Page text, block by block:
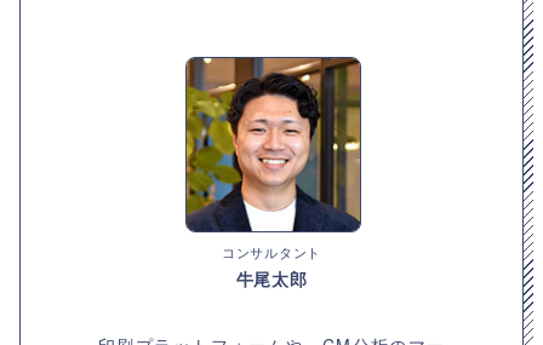
コンサルタント
牛尾太郎